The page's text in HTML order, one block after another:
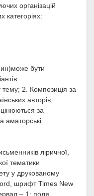
організацій
категоріях:
бути
тему; 2. Композиція за
авторів,
за
аматорські
ліричної,
тематики
у друкованому
шрифт Times New
– 1; поля